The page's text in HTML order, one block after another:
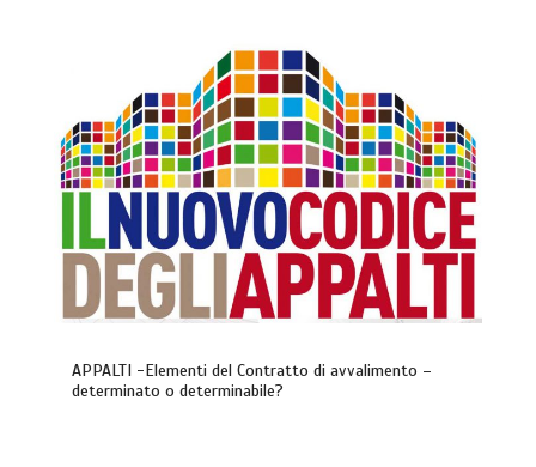
APPALTI -Elementi del Contratto di avvalimento –
determinato o determinabile?